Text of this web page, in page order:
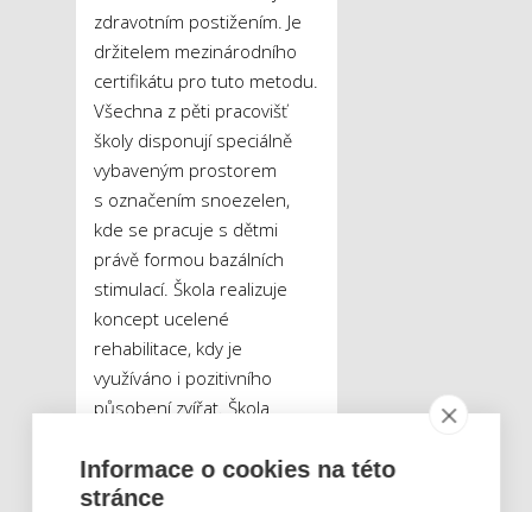
zdravotním postižením. Je
držitelem mezinárodního
certifikátu pro tuto metodu.
Všechna z pěti pracovišť
školy disponují speciálně
vybaveným prostorem
s označením snoezelen,
kde se pracuje s dětmi
právě formou bazálních
stimulací. Škola realizuje
koncept ucelené
rehabilitace, kdy je
využíváno i pozitivního
působení zvířat. Škola
dalších intervenčních
technik a speciálních
Informace o cookies na této
stránce